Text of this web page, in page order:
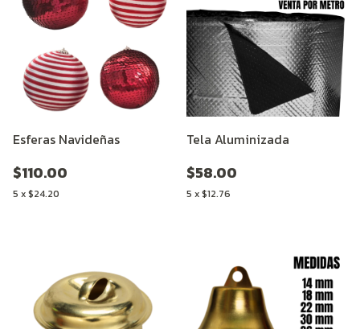
Esferas Navideñas
$110.00
5 x$24.20
Tela Aluminizada
$58.00
5 x$12.76